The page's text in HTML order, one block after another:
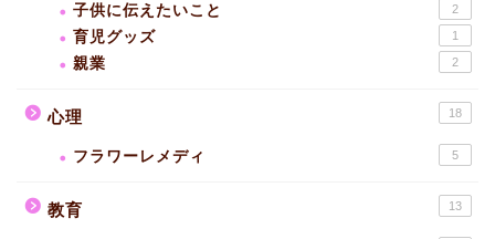
子供に伝えたいこと 2
育児グッズ 1
親業 2
心理 18
フラワーレメディ 5
教育 13